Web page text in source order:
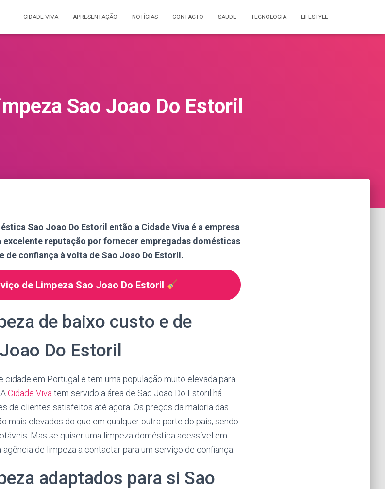
CIDADE VIVA APRESENTAÇÃO NOTÍCIAS CONTACTO SAUDE TECNOLOGIA LIFESTYLE
Sao Joao Do Estoril
Sao Joao Do Estoril então a Cidade Viva é a empresa
excelente reputação por fornecer empregadas domésticas
de confiança à volta de Sao Joao Do Estoril.
de Limpeza Sao Joao Do Estoril
de baixo custo e de
Do Estoril
cidade em Portugal e tem uma população muito elevada para
Cidade Viva tem servido a área de Sao Joao Do Estoril há
de clientes satisfeitos até agora. Os preços da maioria das
mais elevados do que em qualquer outra parte do país, sendo
Mas se quiser uma limpeza doméstica acessível em
de limpeza a contactar para um serviço de confiança.
adaptados para si Sao